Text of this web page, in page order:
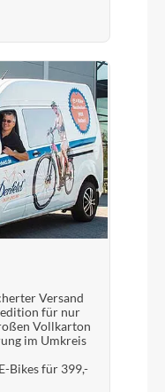
1.1/8"
DS 700C 63mm
Versand
für nur
Vollkarton
im Umkreis
Bikes für 399,-